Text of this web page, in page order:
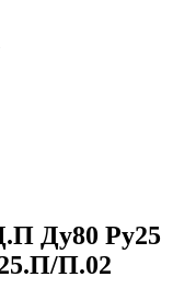
Ду80 Ру25
П.02